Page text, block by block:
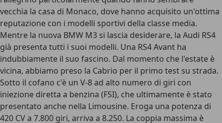
vecchia la casa di Monaco, dove hanno acquisito un'ottima
reputazione con i modelli sportivi della classe media.
Mentre la nuova BMW M3 si lascia desiderare, la Audi RS4
già presenta tutti i suoi modelli. Una RS4 Avant ha
indubbiamente il suo fascino. Dal momento che l'estate è
vicina, abbiamo preso la Cabrio per il primo test su strada.
Sotto il cofano c'è un V-8 ad alto numero di giri con
iniezione diretta a benzina (FSI), che ultimamente è stato
presentato anche nella Limousine. Eroga una potenza di
420 CV a 7.800 giri, arriva a 8.250. La coppia massima è